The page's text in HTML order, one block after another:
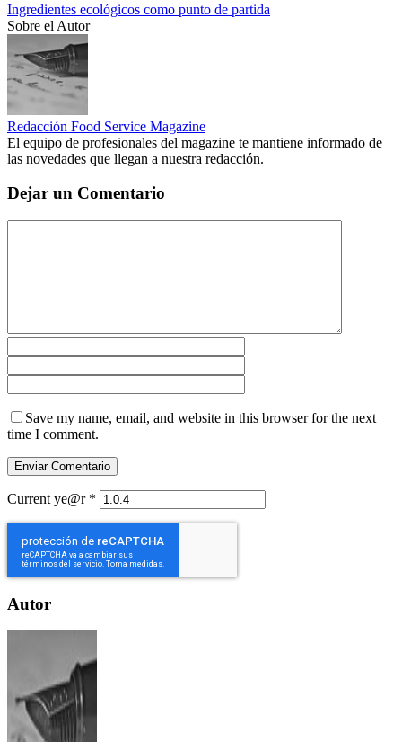
Ingredientes ecológicos como punto de partida
Sobre el Autor
Redacción Food Service Magazine
El equipo de profesionales del magazine te mantiene informado de
las novedades que llegan a nuestra redacción.
Dejar un Comentario
Save my name, email, and website in this browser for the next
time I comment.
Current ye@r *
Autor